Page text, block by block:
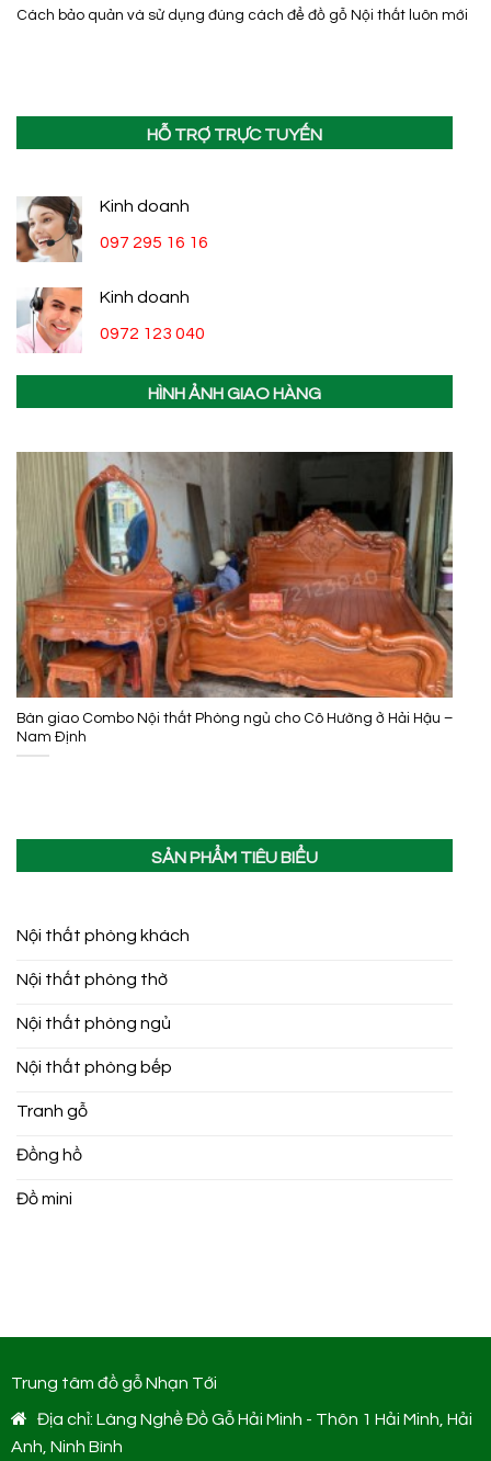
Cách bảo quản và sử dụng đúng cách để đồ gỗ Nội thất luôn mới
HỖ TRỢ TRỰC TUYẾN
Kinh doanh
097 295 16 16
Kinh doanh
0972 123 040
HÌNH ẢNH GIAO HÀNG
Bàn giao Combo Nội thất Phòng ngủ cho Cô Hường ở Hải Hậu –
Nam Định
SẢN PHẨM TIÊU BIỂU
Nội thất phòng khách
Nội thất phòng thờ
Nội thất phòng ngủ
Nội thất phòng bếp
Tranh gỗ
Đồng hồ
Đồ mini
Trung tâm đồ gỗ Nhạn Tới
Địa chỉ: Làng Nghề Đồ Gỗ Hải Minh - Thôn 1 Hải Minh, Hải
Anh, Ninh Bình